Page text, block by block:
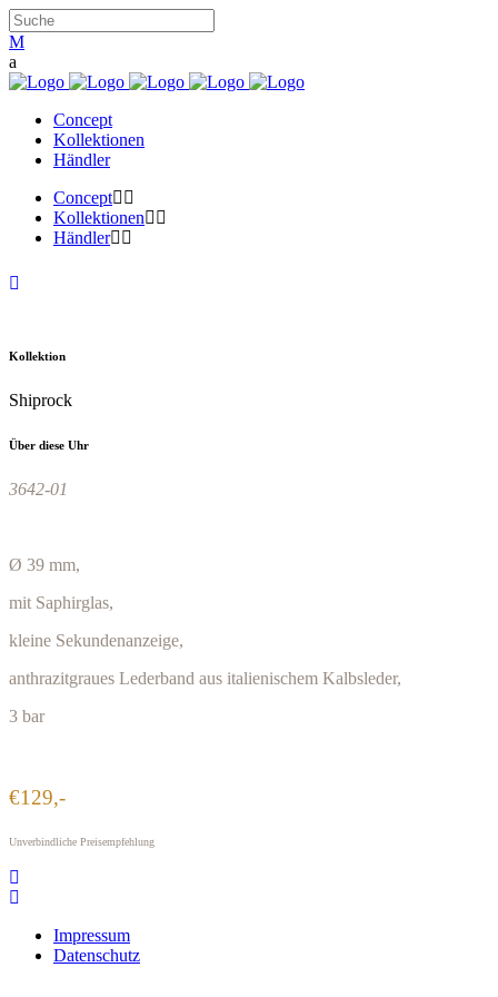
Concept
Kollektionen
Händler
Concept
Kollektionen
Händler
Kollektion
Shiprock
Über diese Uhr
3642-01
Ø 39 mm,
mit Saphirglas,
kleine Sekundenanzeige,
anthrazitgraues Lederband aus italienischem Kalbsleder,
3 bar
€129,-
Unverbindliche Preisempfehlung
Impressum
Datenschutz